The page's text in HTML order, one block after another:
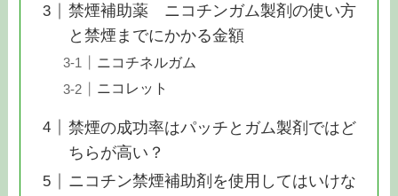
禁煙補助薬 ニコチンガム製剤の使い方
と禁煙までにかかる金額
ニコチネルガム
ニコレット
禁煙の成功率はパッチとガム製剤ではど
ちらが高い？
ニコチン禁煙補助剤を使用してはいけな